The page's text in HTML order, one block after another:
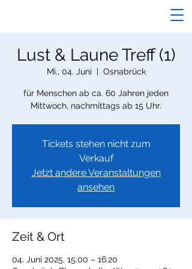
Lust & Laune Treff (1)
Mi., 04. Juni
  |
Osnabrück
für Menschen ab ca. 60 Jahren jeden
Mittwoch, nachmittags ab 15 Uhr.
Tickets stehen nicht zum
Verkauf
Jetzt andere Veranstaltungen
ansehen
Zeit & Ort
04. Juni 2025, 15:00 – 16:20